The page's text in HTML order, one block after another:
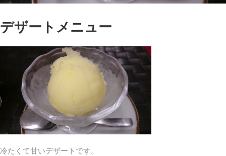
デザートメニュー
冷たくて甘いデザートです。